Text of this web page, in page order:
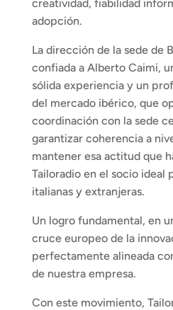
creatividad, fiabilidad
adopción.
La dirección de la sede de
confiada a Alberto Caimi,
sólida experiencia y un
del mercado ibérico, que
coordinación con la sede
garantizar coherencia a
mantener esa actitud que
Tailoradio en el socio ideal
italianas y extranjeras.
Un logro fundamental, en
cruce europeo de la
perfectamente alineada
de nuestra empresa.
Con este movimiento,